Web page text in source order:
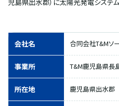
会社名 合同会社T&Mソ
事業所 T&M鹿児島県長
所在地 鹿児島県出水郡